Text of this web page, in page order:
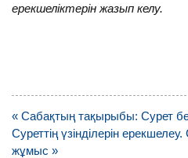
ерекшеліктерін жазып келу.
Навигация
по
записям
« Сабақтың тақырыбы: Cурет
Суреттің үзінділерін ерекшелеу.
жұмыс »